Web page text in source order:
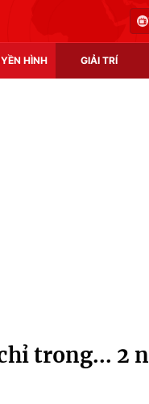
HÌNH GIẢI TRÍ
trong... 2